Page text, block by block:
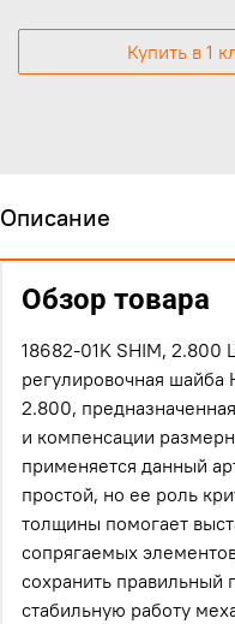
Купить в 1
Описание
Обзор товара
18682-01K SHIM,
регулировочная
2.800,
и компенсации
применяется данный
простой, но ее роль
толщины помогает
сопрягаемых
сохранить правильный
стабильную работу